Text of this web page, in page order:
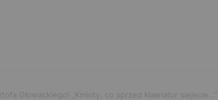
Głowackiego! „Kmioty, co sprzed klawiatur siejecie…”